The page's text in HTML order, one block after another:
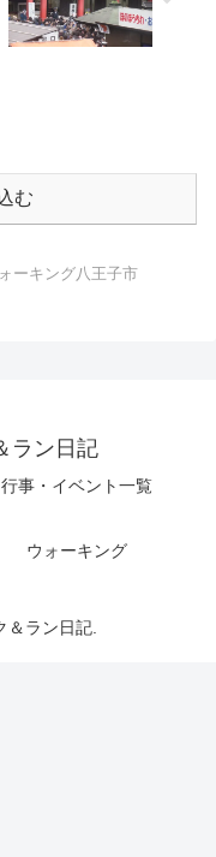
む
ーキング八王子市
ラン日記
行事・イベント一覧
ウォーキング
＆ラン日記.